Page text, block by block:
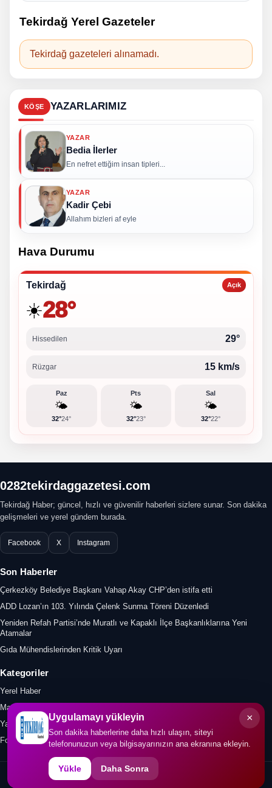
Tekirdağ Yerel Gazeteler
Tekirdağ gazeteleri alınamadı.
KÖŞE YAZARLARIMIZ
YAZAR
Bedia İlerler
En nefret ettiğim insan tipleri...
YAZAR
Kadir Çebi
Allahım bizleri af eyle
Hava Durumu
Tekirdağ Açık
☀️28°
Hissedilen 29°
Rüzgar 15 km/s
Paz
🌤️
32°24°
Pts
🌤️
32°23°
Sal
🌤️
32°22°
0282tekirdaggazetesi.com
Tekirdağ Haber; güncel, hızlı ve güvenilir haberleri sizlere sunar. Son dakika
gelişmeleri ve yerel gündem burada.
Facebook X Instagram
Son Haberler
Çerkezköy Belediye Başkanı Vahap Akay CHP’den istifa etti
ADD Lozan’ın 103. Yılında Çelenk Sunma Töreni Düzenledi
Yeniden Refah Partisi’nde Muratlı ve Kapaklı İlçe Başkanlıklarına Yeni
Atamalar
Gıda Mühendislerinden Kritik Uyarı
Kategoriler
Yerel Haber
Manşet
Yazar
Foto Galeri
© 2026 0282tekirdaggazetesi.com. Tüm hakları saklıdır.
İletişim
Gizlilik
×
Uygulamayı yükleyin
Son dakika haberlerine daha hızlı ulaşın, siteyi
telefonunuzun veya bilgisayarınızın ana ekranına ekleyin.
Yükle Daha Sonra